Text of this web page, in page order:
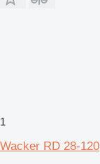
1
Wacker RD 28-120